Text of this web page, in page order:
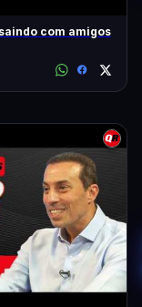
com amigos